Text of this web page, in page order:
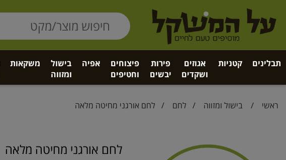
תבלינים קטניות
אגוזים
ושקדים
פירות
יבשים
פיצוחים
וחטיפים
אפיה
בישול
ומזווה
משקאות
ראשי / בישול ומזווה / לחם / לחם אורגני מחיטה מלאה
לחם אורגני מחיטה מלאה